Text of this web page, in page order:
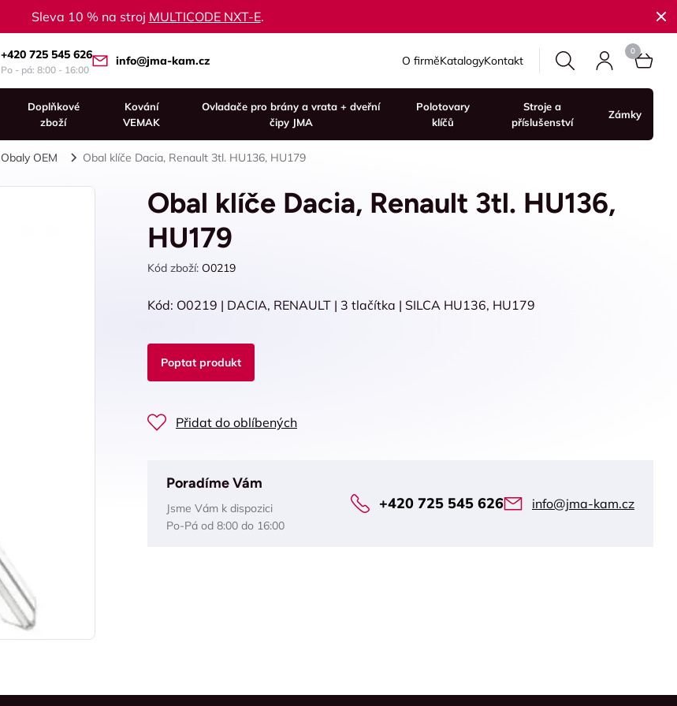
Sleva 10 % na stroj MULTICODE NXT-E.
+420 725 545 626
Po - pá: 8:00 - 16:00
info@jma-kam.cz O firměKatalogyKontakt
Doplňkové
zboží
Kování
VEMAK
Ovladače pro brány a vrata + dveřní
čipy JMA
Polotovary
klíčů
Stroje a
příslušenství
Zámky
Obaly OEM Obal klíče Dacia, Renault 3tl. HU136, HU179
Obal klíče Dacia, Renault 3tl. HU136,
HU179
Kód zboží: O0219
Kód: O0219 | DACIA, RENAULT | 3 tlačítka | SILCA HU136, HU179
Poptat produkt
Přidat do oblíbených
Poradíme Vám
Jsme Vám k dispozici
Po-Pá od 8:00 do 16:00
+420 725 545 626 info@jma-kam.cz